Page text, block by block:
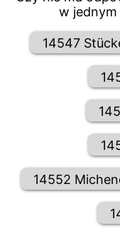
w jednym
14547
14552